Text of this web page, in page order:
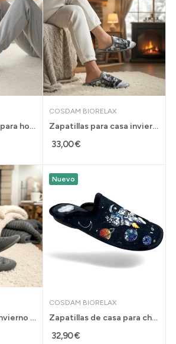
Zapatillas de casa para hombre con plantillas...
COSDAM BIORELAX
Zapatillas para casa invierno de hombre...
33,00 €
Zapatilla de casa invierno plantilla extraíble...
Nuevo
COSDAM BIORELAX
Zapatillas de casa para chico Biorelax...
32,90 €